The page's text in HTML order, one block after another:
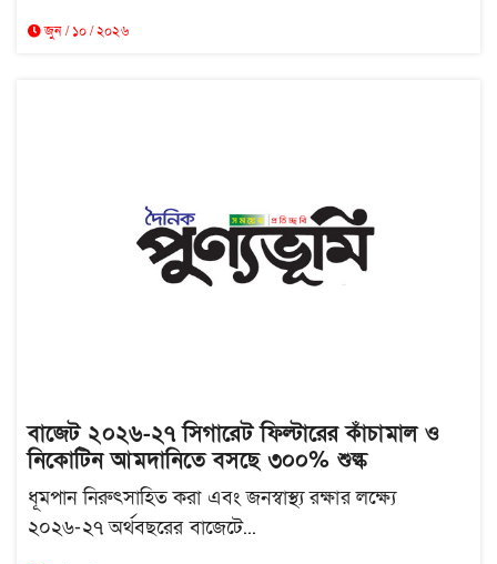
জুন / ১০ / ২০২৬
বাজেট ২০২৬-২৭ সিগারেট ফিল্টারের কাঁচামাল ও
নিকোটিন আমদানিতে বসছে ৩০০% শুল্ক
ধূমপান নিরুৎসাহিত করা এবং জনস্বাস্থ্য রক্ষার লক্ষ্যে
২০২৬-২৭ অর্থবছরের বাজেটে...